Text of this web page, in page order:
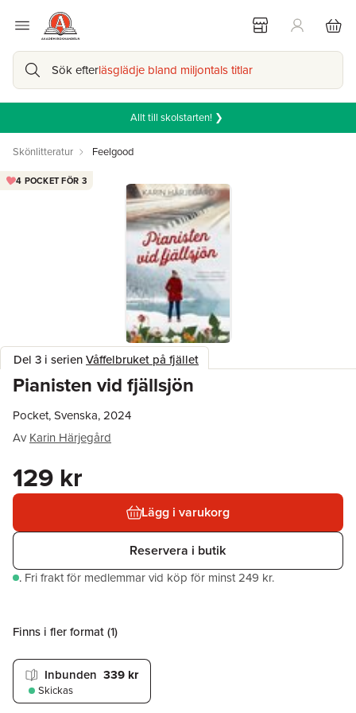
Sök efterläsglädje bland miljontals titlar
Allt till skolstarten! ❯
Skönlitteratur Feelgood
Del 3 i serienVåffelbruket på fjället
Pianisten vid fjällsjön
4 POCKET FÖR 3
Pocket, Svenska, 2024
Av Karin Härjegård
129 kr
Lägg i varukorg
Reservera i butik
. Fri frakt för medlemmar vid köp för minst 249 kr.
Finns i fler format (1)
Inbunden 339 kr
Skickas